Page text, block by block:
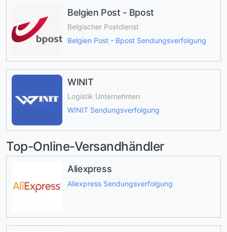
Belgien Post - Bpost
Belgischer Postdienst
Belgien Post - Bpost Sendungsverfolgung
WINIT
Logistik Unternehmen
WINIT Sendungsverfolgung
Top-Online-Versandhändler
Aliexpress
Aliexpress Sendungsverfolgung